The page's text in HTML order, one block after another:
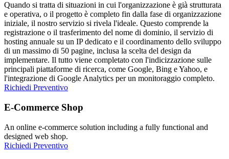
Quando si tratta di situazioni in cui l'organizzazione è già strutturata
e operativa, o il progetto è completo fin dalla fase di organizzazione
iniziale, il nostro servizio si rivela l'ideale. Questo comprende la
registrazione o il trasferimento del nome di dominio, il servizio di
hosting annuale su un IP dedicato e il coordinamento dello sviluppo
di un massimo di 50 pagine, inclusa la scelta del design da
implementare. Il tutto viene completato con l'indicizzazione sulle
principali piattaforme di ricerca, come Google, Bing e Yahoo, e
l'integrazione di Google Analytics per un monitoraggio completo.
Richiedi Preventivo
E-Commerce Shop
An online e-commerce solution including a fully functional and
designed web shop.
Richiedi Preventivo